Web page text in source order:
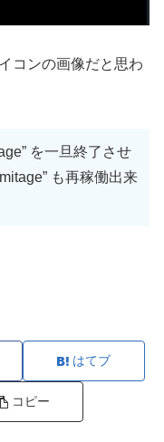
コンの画像だと思わ
を一旦終了させ
も再稼働出来
はてブ
コピー